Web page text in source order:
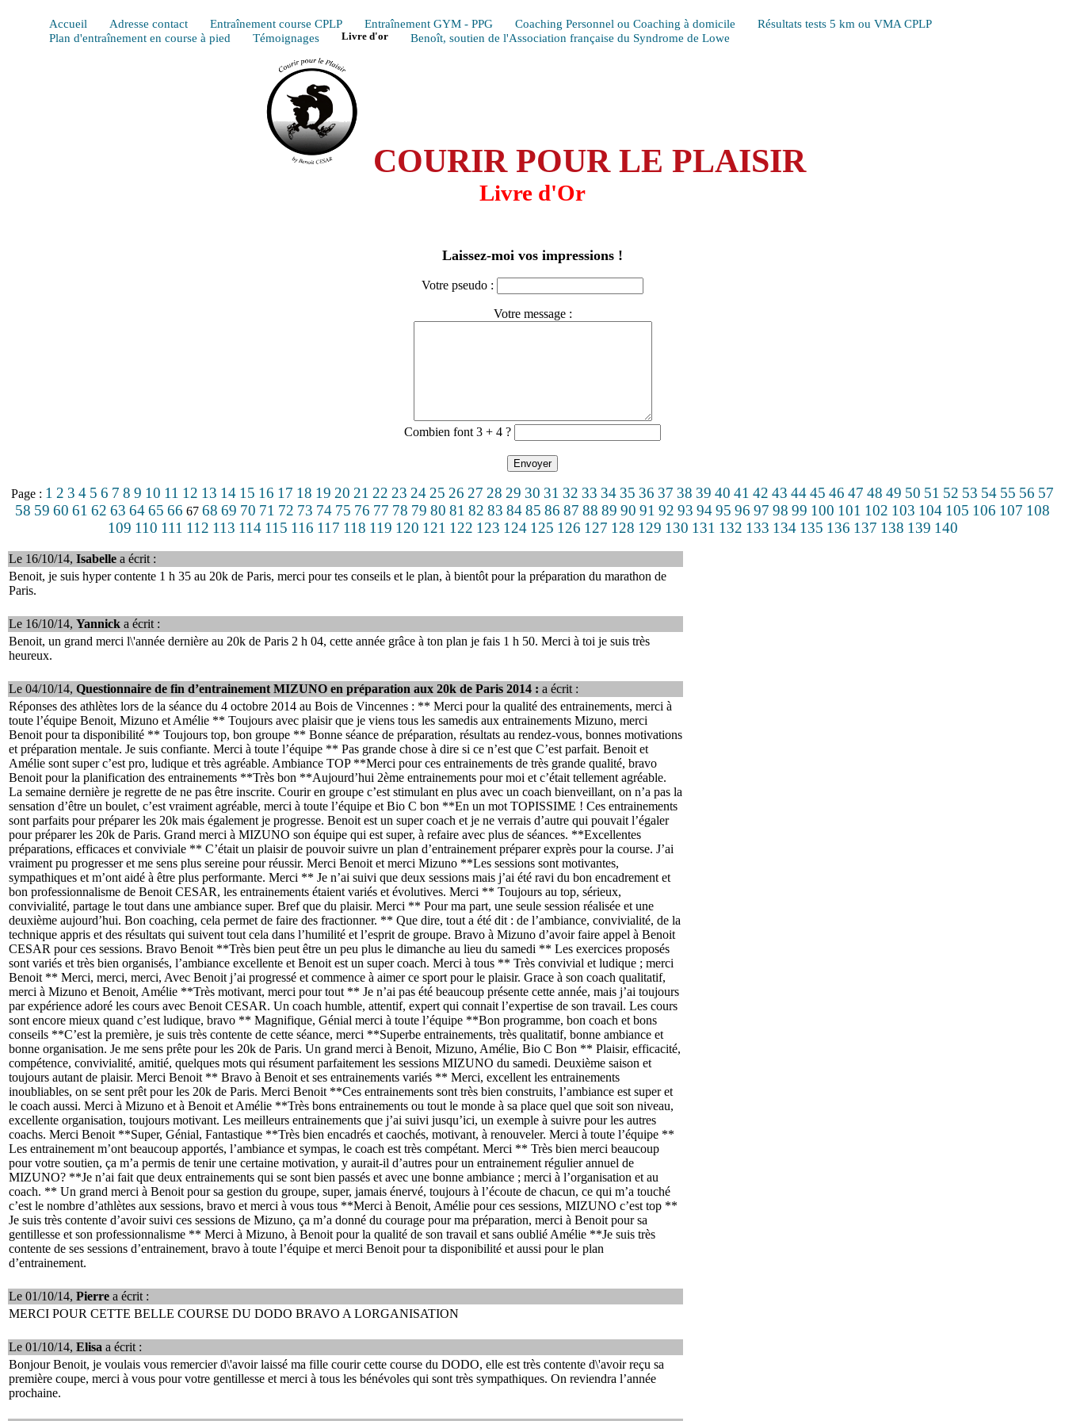
Accueil Adresse contact Entraînement course CPLP Entraînement GYM - PPG Coaching Personnel ou Coaching à domicile
Résultats tests 5 km ou VMA CPLP
Plan d'entraînement en course à pied
Témoignages Livre d'or Benoît, soutien de l'Association française du Syndrome de Lowe
COURIR POUR LE PLAISIR
Livre d'Or
Laissez-moi vos impressions !
Votre pseudo :
Votre message :
Combien font 3 + 4 ?
Page : 1 2 3 4 5 6 7 8 9 10 11 12 13 14 15 16 17 18 19 20 21 22 23 24 25 26 27 28 29 30 31 32 33 34 35 36 37 38 39 40 41 42 43 4445 46 47 48 49 50 51 52 53 54 55 56 57
58 59 60 61 62 63 6465 66 67 68 69 70 71 72 73 74 75 76 77 78 79 80 81 82 83 8485 86 87 88 89 90 91 92 93 9495 96 97 98 99 100 101 102 103 104 105 106 107 108
109 110 111 112 113 114 115 116 117 118 119 120 121 122 123 124 125 126 127 128 129 130 131 132 133 134 135 136 137 138 139 140
Le 16/10/14, Isabelle a écrit :
Benoit, je suis hyper contente 1 h 35 au 20k de Paris, merci pour tes conseils et le plan, à bientôt pour la préparation du marathon de
Paris.
Le 16/10/14, Yannick a écrit :
Benoit, un grand merci l\'année dernière au 20k de Paris 2 h 04, cette année grâce à ton plan je fais 1 h 50. Merci à toi je suis très
heureux.
Le 04/10/14, Questionnaire de fin d’entrainement MIZUNO en préparation aux 20k de Paris 2014 : a écrit :
Réponses des athlètes lors de la séance du 4 octobre 2014 au Bois de Vincennes : ** Merci pour la qualité des entrainements, merci à
toute l’équipe Benoit, Mizuno et Amélie ** Toujours avec plaisir que je viens tous les samedis aux entrainements Mizuno, merci
Benoit pour ta disponibilité ** Toujours top, bon groupe ** Bonne séance de préparation, résultats au rendez-vous, bonnes motivations
et préparation mentale. Je suis confiante. Merci à toute l’équipe ** Pas grande chose à dire si ce n’est que C’est parfait. Benoit et
Amélie sont super c’est pro, ludique et très agréable. Ambiance TOP **Merci pour ces entrainements de très grande qualité, bravo
Benoit pour la planification des entrainements **Très bon **Aujourd’hui 2ème entrainements pour moi et c’était tellement agréable.
La semaine dernière je regrette de ne pas être inscrite. Courir en groupe c’est stimulant en plus avec un coach bienveillant, on n’a pas la
sensation d’être un boulet, c’est vraiment agréable, merci à toute l’équipe et Bio C bon **En un mot TOPISSIME ! Ces entrainements
sont parfaits pour préparer les 20k mais également je progresse. Benoit est un super coach et je ne verrais d’autre qui pouvait l’égaler
pour préparer les 20k de Paris. Grand merci à MIZUNO son équipe qui est super, à refaire avec plus de séances. **Excellentes
préparations, efficaces et conviviale ** C’était un plaisir de pouvoir suivre un plan d’entrainement préparer exprès pour la course. J’ai
vraiment pu progresser et me sens plus sereine pour réussir. Merci Benoit et merci Mizuno **Les sessions sont motivantes,
sympathiques et m’ont aidé à être plus performante. Merci ** Je n’ai suivi que deux sessions mais j’ai été ravi du bon encadrement et
bon professionnalisme de Benoit CESAR, les entrainements étaient variés et évolutives. Merci ** Toujours au top, sérieux,
convivialité, partage le tout dans une ambiance super. Bref que du plaisir. Merci ** Pour ma part, une seule session réalisée et une
deuxième aujourd’hui. Bon coaching, cela permet de faire des fractionner. ** Que dire, tout a été dit : de l’ambiance, convivialité, de la
technique appris et des résultats qui suivent tout cela dans l’humilité et l’esprit de groupe. Bravo à Mizuno d’avoir faire appel à Benoit
CESAR pour ces sessions. Bravo Benoit **Très bien peut être un peu plus le dimanche au lieu du samedi ** Les exercices proposés
sont variés et très bien organisés, l’ambiance excellente et Benoit est un super coach. Merci à tous ** Très convivial et ludique ; merci
Benoit ** Merci, merci, merci, Avec Benoit j’ai progressé et commence à aimer ce sport pour le plaisir. Grace à son coach qualitatif,
merci à Mizuno et Benoit, Amélie **Très motivant, merci pour tout ** Je n’ai pas été beaucoup présente cette année, mais j’ai toujours
par expérience adoré les cours avec Benoit CESAR. Un coach humble, attentif, expert qui connait l’expertise de son travail. Les cours
sont encore mieux quand c’est ludique, bravo ** Magnifique, Génial merci à toute l’équipe **Bon programme, bon coach et bons
conseils **C’est la première, je suis très contente de cette séance, merci **Superbe entrainements, très qualitatif, bonne ambiance et
bonne organisation. Je me sens prête pour les 20k de Paris. Un grand merci à Benoit, Mizuno, Amélie, Bio C Bon ** Plaisir, efficacité,
compétence, convivialité, amitié, quelques mots qui résument parfaitement les sessions MIZUNO du samedi. Deuxième saison et
toujours autant de plaisir. Merci Benoit ** Bravo à Benoit et ses entrainements variés ** Merci, excellent les entrainements
inoubliables, on se sent prêt pour les 20k de Paris. Merci Benoit **Ces entrainements sont très bien construits, l’ambiance est super et
le coach aussi. Merci à Mizuno et à Benoit et Amélie **Très bons entrainements ou tout le monde à sa place quel que soit son niveau,
excellente organisation, toujours motivant. Les meilleurs entrainements que j’ai suivi jusqu’ici, un exemple à suivre pour les autres
coachs. Merci Benoit **Super, Génial, Fantastique **Très bien encadrés et caochés, motivant, à renouveler. Merci à toute l’équipe **
Les entrainement m’ont beaucoup apportés, l’ambiance et sympas, le coach est très compétant. Merci ** Très bien merci beaucoup
pour votre soutien, ça m’a permis de tenir une certaine motivation, y aurait-il d’autres pour un entrainement régulier annuel de
MIZUNO? **Je n’ai fait que deux entrainements qui se sont bien passés et avec une bonne ambiance ; merci à l’organisation et au
coach. ** Un grand merci à Benoit pour sa gestion du groupe, super, jamais énervé, toujours à l’écoute de chacun, ce qui m’a touché
c’est le nombre d’athlètes aux sessions, bravo et merci à vous tous **Merci à Benoit, Amélie pour ces sessions, MIZUNO c’est top **
Je suis très contente d’avoir suivi ces sessions de Mizuno, ça m’a donné du courage pour ma préparation, merci à Benoit pour sa
gentillesse et son professionnalisme ** Merci à Mizuno, à Benoit pour la qualité de son travail et sans oublié Amélie **Je suis très
contente de ses sessions d’entrainement, bravo à toute l’équipe et merci Benoit pour ta disponibilité et aussi pour le plan
d’entrainement.
Le 01/10/14, Pierre a écrit :
MERCI POUR CETTE BELLE COURSE DU DODO BRAVO A LORGANISATION
Le 01/10/14, Elisa a écrit :
Bonjour Benoit, je voulais vous remercier d\'avoir laissé ma fille courir cette course du DODO, elle est très contente d\'avoir reçu sa
première coupe, merci à vous pour votre gentillesse et merci à tous les bénévoles qui sont très sympathiques. On reviendra l’année
prochaine.